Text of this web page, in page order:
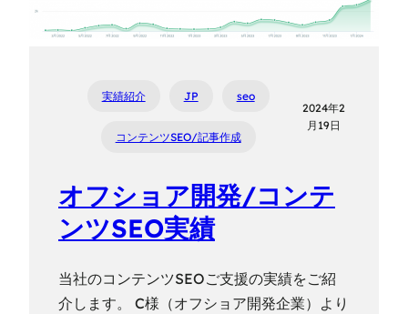
実績紹介 JP seo
コンテンツSEO/記事作成
2024年2
月19日
オフショア開発/コンテ
ンツSEO実績
当社のコンテンツSEOご支援の実績をご紹
介します。 C様（オフショア開発企業）より